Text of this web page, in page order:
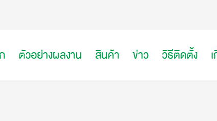
ตัวอย่างผลงาน สินค้า ข่าว วิธีติดตั้ง